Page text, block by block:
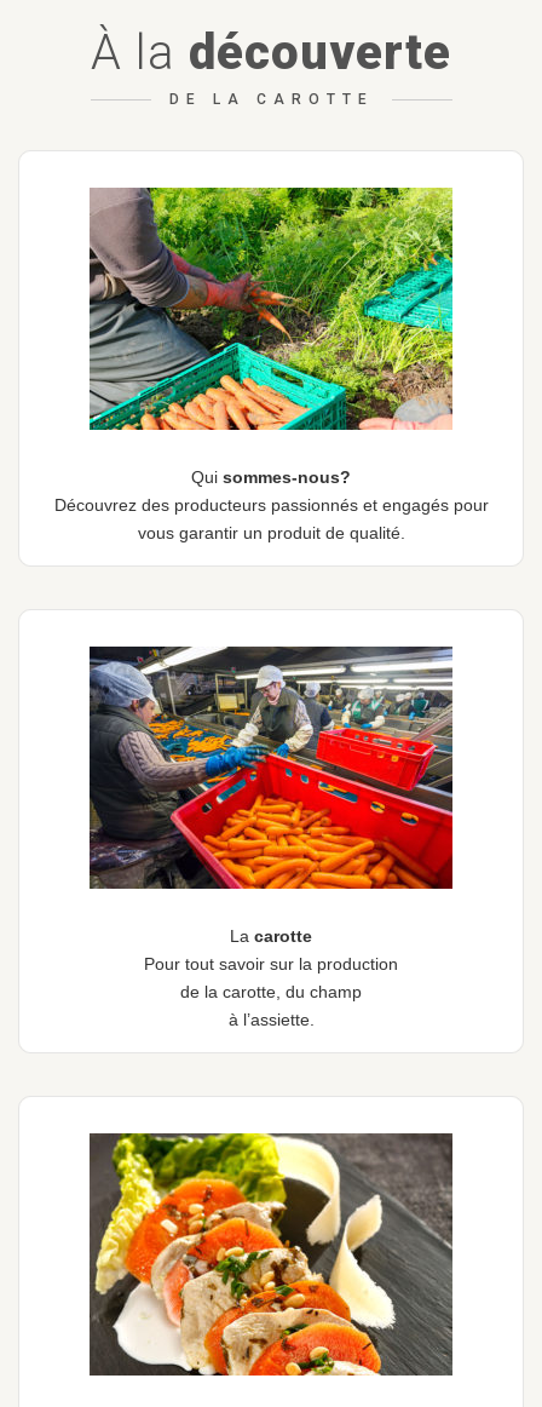
À la découverte
DE LA CAROTTE
Qui sommes-nous?
Découvrez des producteurs passionnés et engagés pour
vous garantir un produit de qualité.
La carotte
Pour tout savoir sur la production
de la carotte, du champ
à l’assiette.